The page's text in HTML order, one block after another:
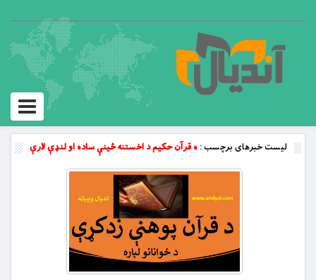
Toggle
لیست خبرهای برچسب :ه قرآن حکیم د اخستنه ځينې ساده او لنډې لارې